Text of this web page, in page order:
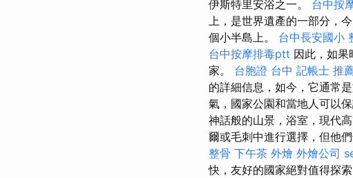
伊斯特里安浴之一。 台中按
上，是世界遺產的一部分，
個小半島上。 台中長安國小
台中按摩排毒ptt 因此，如果
家。 台胞證 台中 記帳士 推
的詳細信息，如今，它通常
氣，國家公園和當地人可以
神話般的山景，浴室，現代
爾或毛刺中進行選擇，但他
整骨 下午茶 外燴 外燴公司
快，友好的國家絕對值得探索